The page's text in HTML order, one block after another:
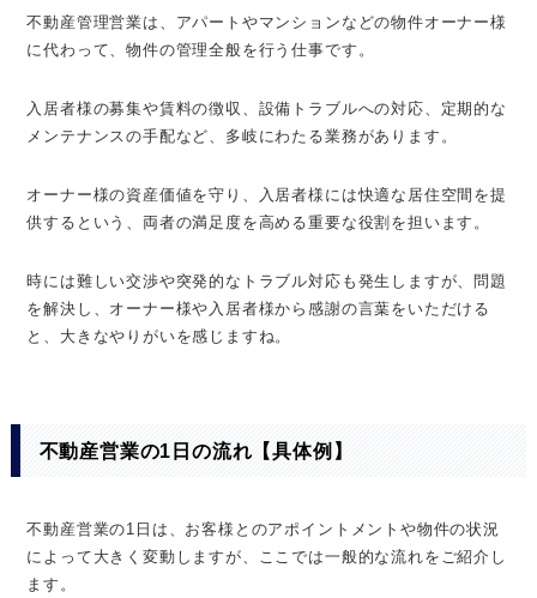
不動産管理営業は、アパートやマンションなどの物件オーナー様
に代わって、物件の管理全般を行う仕事です。
入居者様の募集や賃料の徴収、設備トラブルへの対応、定期的な
メンテナンスの手配など、多岐にわたる業務があります。
オーナー様の資産価値を守り、入居者様には快適な居住空間を提
供するという、両者の満足度を高める重要な役割を担います。
時には難しい交渉や突発的なトラブル対応も発生しますが、問題
を解決し、オーナー様や入居者様から感謝の言葉をいただける
と、大きなやりがいを感じますね。
不動産営業の1日の流れ【具体例】
不動産営業の1日は、お客様とのアポイントメントや物件の状況
によって大きく変動しますが、ここでは一般的な流れをご紹介し
ます。